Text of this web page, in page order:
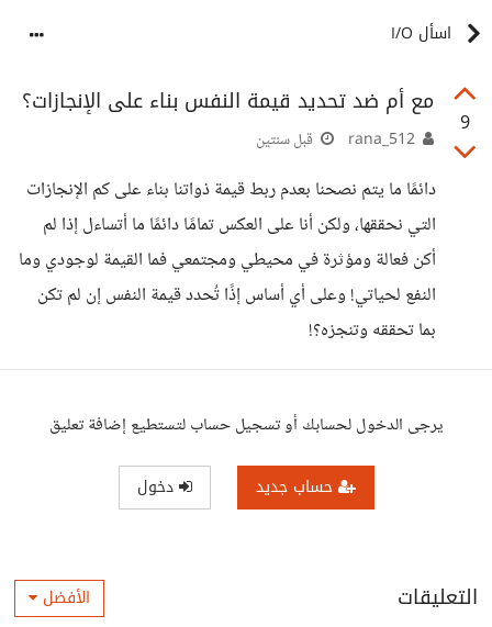
اسأل I/O
9
مع أم ضد تحديد قيمة النفس بناء على الإنجازات؟
قبل سنتين
دائمًا ما يتم نصحنا بعدم ربط قيمة ذواتنا بناء على كم الإنجازات
التي نحققها، ولكن أنا على العكس تمامًا دائمًا ما أتساءل إذا لم
أكن فعالة ومؤثرة في محيطي ومجتمعي فما القيمة لوجودي وما
النفع لحياتي! وعلى أي أساس إذًا تُحدد قيمة النفس إن لم تكن
بما تحققه وتنجزه؟!
يرجى الدخول لحسابك أو تسجيل حساب لتستطيع إضافة تعليق
حساب جديد دخول
التعليقات الأفضل